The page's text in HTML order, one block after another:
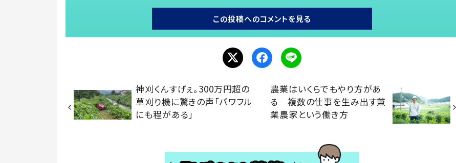
この投稿へのコメントを見る
神刈くんすげぇ。300万円超の
草刈り機に驚きの声「パワフル
にも程がある」
農業はいくらでもやり方があ
る 複数の仕事を生み出す兼
業農家という働き方